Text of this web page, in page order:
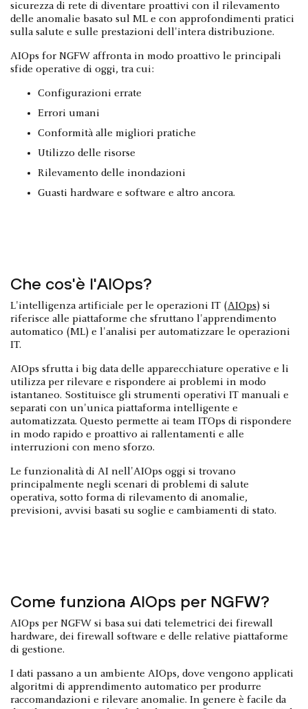
sicurezza di rete di diventare proattivi con il rilevamento
delle anomalie basato sul ML e con approfondimenti pratici
sulla salute e sulle prestazioni dell'intera distribuzione.
AIOps for NGFW affronta in modo proattivo le principali
sfide operative di oggi, tra cui:
Configurazioni errate
Errori umani
Conformità alle migliori pratiche
Utilizzo delle risorse
Rilevamento delle inondazioni
Guasti hardware e software e altro ancora.
Che cos'è l'AIOps?
L'intelligenza artificiale per le operazioni IT (AIOps) si
riferisce alle piattaforme che sfruttano l'apprendimento
automatico (ML) e l'analisi per automatizzare le operazioni
IT.
AIOps sfrutta i big data delle apparecchiature operative e li
utilizza per rilevare e rispondere ai problemi in modo
istantaneo. Sostituisce gli strumenti operativi IT manuali e
separati con un'unica piattaforma intelligente e
automatizzata. Questo permette ai team ITOps di rispondere
in modo rapido e proattivo ai rallentamenti e alle
interruzioni con meno sforzo.
Le funzionalità di AI nell'AIOps oggi si trovano
principalmente negli scenari di problemi di salute
operativa, sotto forma di rilevamento di anomalie,
previsioni, avvisi basati su soglie e cambiamenti di stato.
Come funziona AIOps per NGFW?
AIOps per NGFW si basa sui dati telemetrici dei firewall
hardware, dei firewall software e delle relative piattaforme
di gestione.
I dati passano a un ambiente AIOps, dove vengono applicati
algoritmi di apprendimento automatico per produrre
raccomandazioni e rilevare anomalie. In genere è facile da